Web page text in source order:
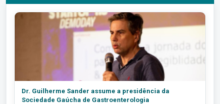
Dr. Guilherme Sander assume a presidência da
Sociedade Gaúcha de Gastroenterologia